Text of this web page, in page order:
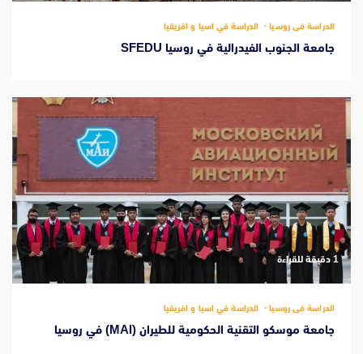
الدراسة فى روسيا الدراسة في اسيا و افريقيا
جامعة الجنوب الفيدرالية في روسيا SFEDU
‫1 دقيقة للقراءة
الدراسة فى روسيا الدراسة في اسيا و افريقيا
جامعة موسكو التقنية الحكومية للطيران (MAI) في روسيا